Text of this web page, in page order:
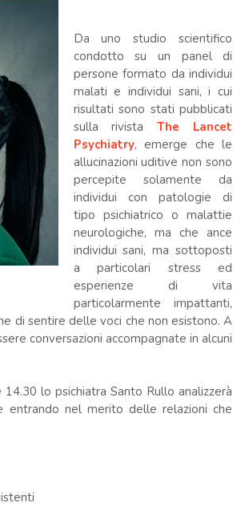
Da uno studio scientifico
condotto su un panel di
persone formato da individui
malati e individui sani, i cui
risultati sono stati pubblicati
sulla rivistaThe Lancet
Psychiatry, emerge che le
allucinazioni uditive non sono
percepite solamente da
individui con patologie di
tipo psichiatrico o malattie
neurologiche, ma che ance
individui sani, ma sottoposti
a particolari stress ed
esperienze di vita
particolarmente impattanti,
di sentire delle voci che non esistono. A
conversazioni accompagnate in alcuni
lo psichiatra Santo Rullo analizzerà
entrando nel merito delle relazioni che